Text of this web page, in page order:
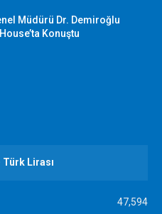
Müdürü Dr. Demiroğlu
Konuştu
Türk Lirası
47,594